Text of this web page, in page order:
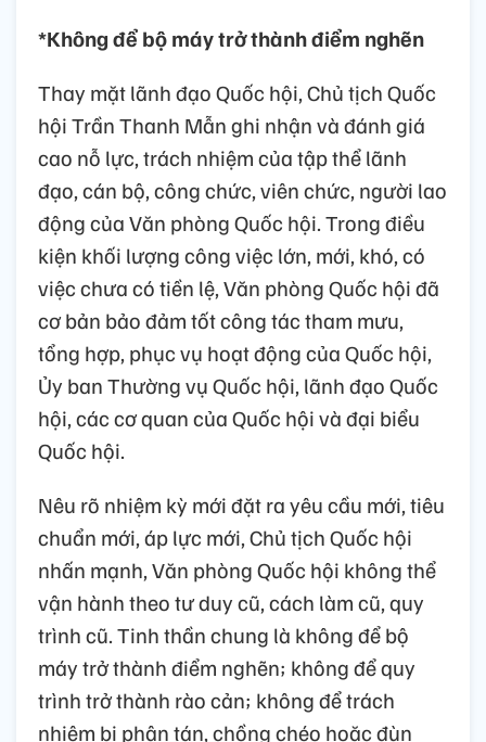
*Không để bộ máy trở thành điểm nghẽn
Thay mặt lãnh đạo Quốc hội, Chủ tịch Quốc
hội Trần Thanh Mẫn ghi nhận và đánh giá
cao nỗ lực, trách nhiệm của tập thể lãnh
đạo, cán bộ, công chức, viên chức, người lao
động của Văn phòng Quốc hội. Trong điều
kiện khối lượng công việc lớn, mới, khó, có
việc chưa có tiền lệ, Văn phòng Quốc hội đã
cơ bản bảo đảm tốt công tác tham mưu,
tổng hợp, phục vụ hoạt động của Quốc hội,
Ủy ban Thường vụ Quốc hội, lãnh đạo Quốc
hội, các cơ quan của Quốc hội và đại biểu
Quốc hội.
Nêu rõ nhiệm kỳ mới đặt ra yêu cầu mới, tiêu
chuẩn mới, áp lực mới, Chủ tịch Quốc hội
nhấn mạnh, Văn phòng Quốc hội không thể
vận hành theo tư duy cũ, cách làm cũ, quy
trình cũ. Tinh thần chung là không để bộ
máy trở thành điểm nghẽn; không để quy
trình trở thành rào cản; không để trách
nhiệm bị phân tán, chồng chéo hoặc đùn